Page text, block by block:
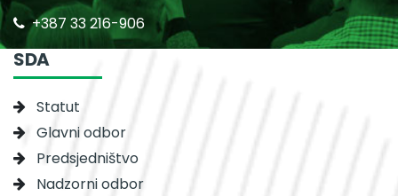
+387 33 216-906
SDA
Statut
Glavni odbor
Predsjedništvo
Nadzorni odbor